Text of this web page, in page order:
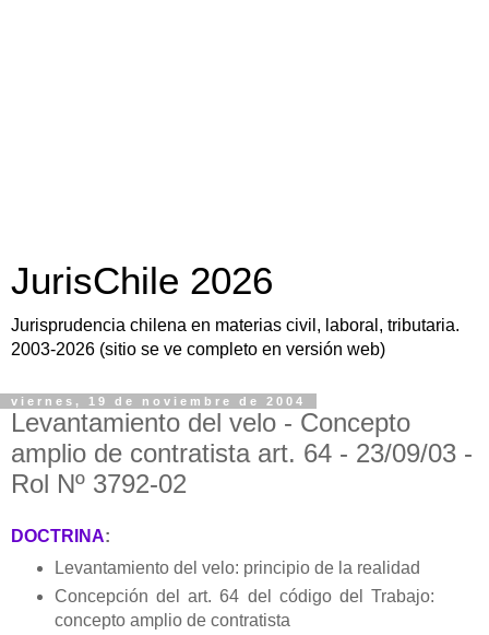
JurisChile 2026
Jurisprudencia chilena en materias civil, laboral, tributaria.
2003-2026 (sitio se ve completo en versión web)
viernes, 19 de noviembre de 2004
Levantamiento del velo - Concepto
amplio de contratista art. 64 - 23/09/03 -
Rol Nº 3792-02
DOCTRINA:
Levantamiento del velo: principio de la realidad
Concepción del art. 64 del código del Trabajo:
concepto amplio de contratista